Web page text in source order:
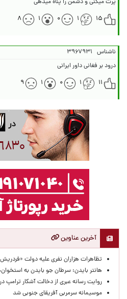
پرت ميكنى و دشمن را پناه ميدهى
۱۵
۱ ۰ ۱ ۸
ناشناس ۳۹۶۷۹۳۱
درود بر فغانی داور ایرانی
۱۱
۱ ۰ ۱ ۹
آخرین عناوین
تظاهرات هزاران نفری علیه دولت
هانتر بایدن: سرطان جو بایدن به
روایت رسانه عبری از دخالت آشکار ترامپ
موسیمانه سرمربی آفریقای جنوبی شد